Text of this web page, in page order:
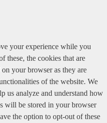
your experience while you
these, the cookies that are
on your browser as they are
of the website. We
us analyze and understand how
will be stored in your browser
the option to opt-out of these